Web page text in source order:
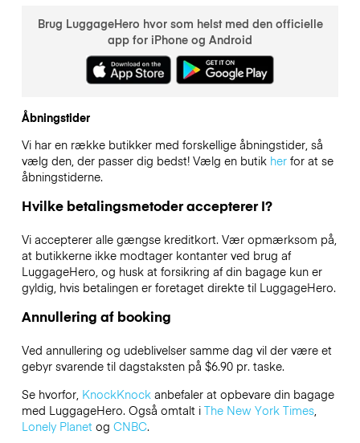
Brug LuggageHero hvor som helst med den officielle
app for iPhone og Android
Åbningstider
Vi har en række butikker med forskellige åbningstider, så
vælg den, der passer dig bedst! Vælg en butik herfor at se
åbningstiderne.
Hvilke betalingsmetoder accepterer I?
Vi accepterer alle gængse kreditkort. Vær opmærksom på,
at butikkerne ikke modtager kontanter ved brug af
LuggageHero, og husk at forsikring af din bagage kun er
gyldig, hvis betalingen er foretaget direkte til LuggageHero.
Annullering af booking
Ved annullering og udeblivelser samme dag vil der være et
gebyr svarende til dagstaksten på $6.90 pr. taske.
Se hvorfor, KnockKnockanbefaler at opbevare din bagage
med LuggageHero. Også omtalt i The New York Times,
Lonely Planetog CNBC.